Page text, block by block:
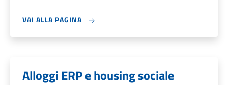
VAI ALLA PAGINA
Alloggi ERP e housing sociale